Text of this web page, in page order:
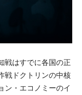
戦はすでに各国の正
戦ドクトリンの中核
ン・エコノミーのイ